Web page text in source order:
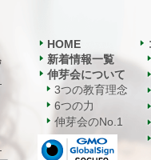
HOME
新着情報一覧
伸芽会について
3つの教育理念
6つの力
伸芽会のNo.1